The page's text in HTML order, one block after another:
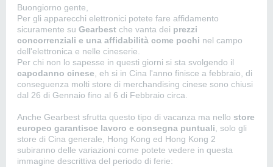
Buongiorno gente,
Per gli apparecchi elettronici potete fare affidamento
sicuramente su Gearbest che vanta dei prezzi
concorrenziali e una affidabilità come pochi nel campo
dell'elettronica e nelle cineserie.
Per chi non lo sapesse in questi giorni si sta svolgendo il
capodanno cinese, eh si in Cina l'anno finisce a febbraio, di
conseguenza molti store di merchandising cinese sono chiusi
dal 26 di Gennaio fino al 6 di Febbraio circa.
Anche Gearbest sfrutta questo tipo di vacanza ma nello store
europeo garantisce lavoro e consegna puntuali, solo gli
store di Cina generale, Hong Kong ed Hong Kong 2
subiranno delle variazioni come potete vedere in questa
immagine descrittiva del periodo di ferie: